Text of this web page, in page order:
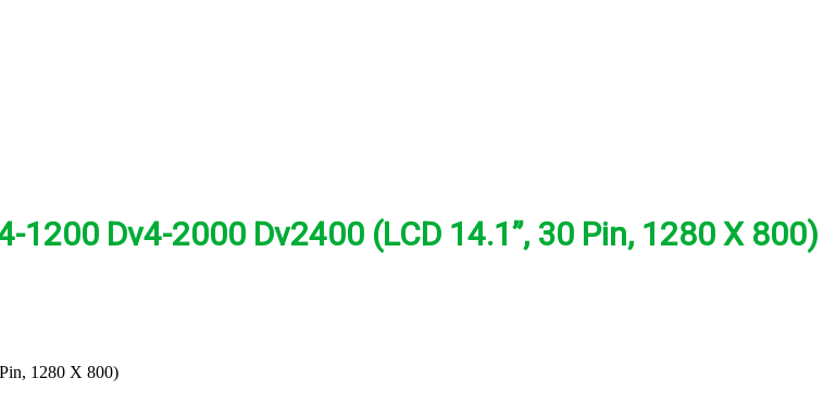
Dv4-2000 Dv2400 (LCD 14.1”, 30 Pin, 1280 X 800)
1280 X 800)